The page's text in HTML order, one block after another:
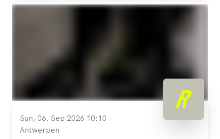
Sun, 06. Sep 2026 10:10
Antwerpen